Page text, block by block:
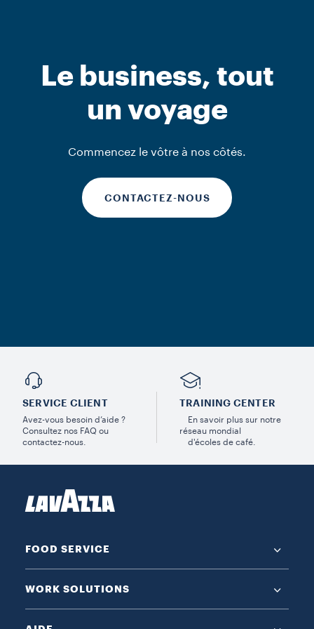
Kafa
DÉCOUVRIR
Specials
DÉCOUVRIR
Kafa
DÉCOUVRIR
Le business, tout
un voyage
Commencez le vôtre à nos côtés.
CONTACTEZ-NOUS
SERVICE CLIENT
Avez-vous besoin d’aide ?
Consultez nos FAQ ou
contactez-nous.
TRAINING CENTER
En savoir plus sur notre
réseau mondial
d'écoles de café.
FOOD SERVICE
WORK SOLUTIONS